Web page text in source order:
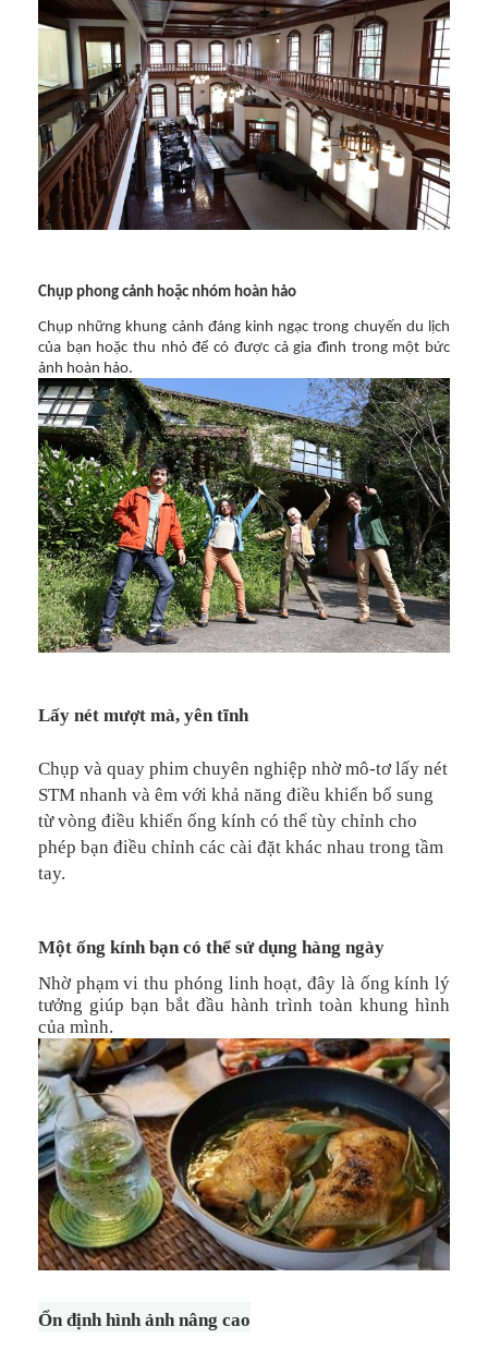
Chụp phong cảnh hoặc nhóm hoàn hảo
Chụp những khung cảnh đáng kinh ngạc trong chuyến du lịch
của bạn hoặc thu nhỏ để có được cả gia đình trong một bức
ảnh hoàn hảo.
Lấy nét mượt mà, yên tĩnh
Chụp và quay phim chuyên nghiệp nhờ mô-tơ lấy nét
STM nhanh và êm với khả năng điều khiển bổ sung
từ vòng điều khiển ống kính có thể tùy chỉnh cho
phép bạn điều chỉnh các cài đặt khác nhau trong tầm
tay.
Một ống kính bạn có thể sử dụng hàng ngày
Nhờ phạm vi thu phóng linh hoạt, đây là ống kính lý
tưởng giúp bạn bắt đầu hành trình toàn khung hình
của mình.
Ổn định hình ảnh nâng cao